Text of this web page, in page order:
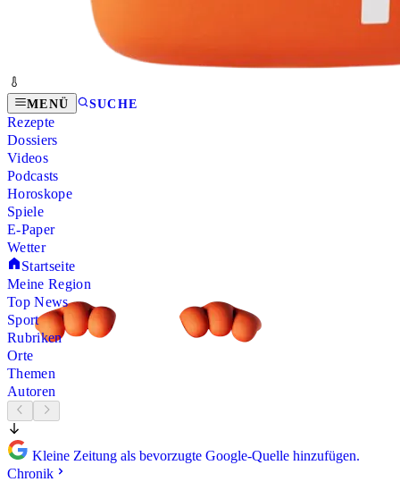
MENÜ SUCHE
Rezepte
Dossiers
Videos
Podcasts
Horoskope
Spiele
E-Paper
Wetter
Startseite
Meine Region
Top News
Sport
Rubriken
Orte
Themen
Autoren
Kleine Zeitung als bevorzugte Google-Quelle hinzufügen.
Chronik